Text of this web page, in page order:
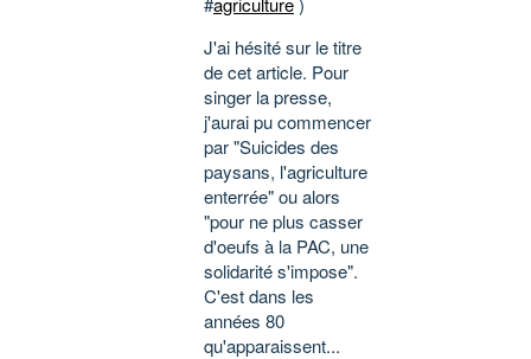
J'ai hésité sur le titre
de cet article. Pour
singer la presse,
j'aurai pu commencer
par "Suicides des
paysans, l'agriculture
enterrée" ou alors
"pour ne plus casser
d'oeufs à la PAC, une
solidarité s'impose".
C'est dans les
années 80
qu'apparaissent...